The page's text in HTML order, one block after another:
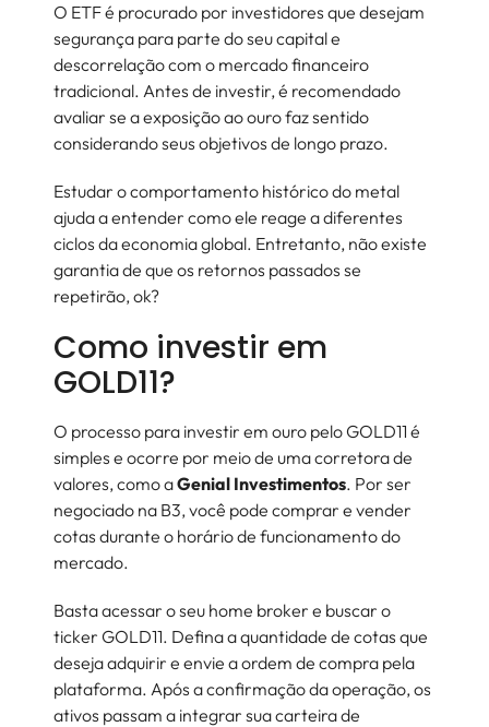
O ETF é procurado por investidores que desejam
segurança para parte do seu capital e
descorrelação com o mercado financeiro
tradicional. Antes de investir, é recomendado
avaliar se a exposição ao ouro faz sentido
considerando seus objetivos de longo prazo.
Estudar o comportamento histórico do metal
ajuda a entender como ele reage a diferentes
ciclos da economia global. Entretanto, não existe
garantia de que os retornos passados se
repetirão, ok?
Como investir em
GOLD11?
O processo para investir em ouro pelo GOLD11 é
simples e ocorre por meio de uma corretora de
valores, como aGenial Investimentos. Por ser
negociado na B3, você pode comprar e vender
cotas durante o horário de funcionamento do
mercado.
Basta acessar o seu home broker e buscar o
ticker GOLD11. Defina a quantidade de cotas que
deseja adquirir e envie a ordem de compra pela
plataforma. Após a confirmação da operação, os
ativos passam a integrar sua carteira de